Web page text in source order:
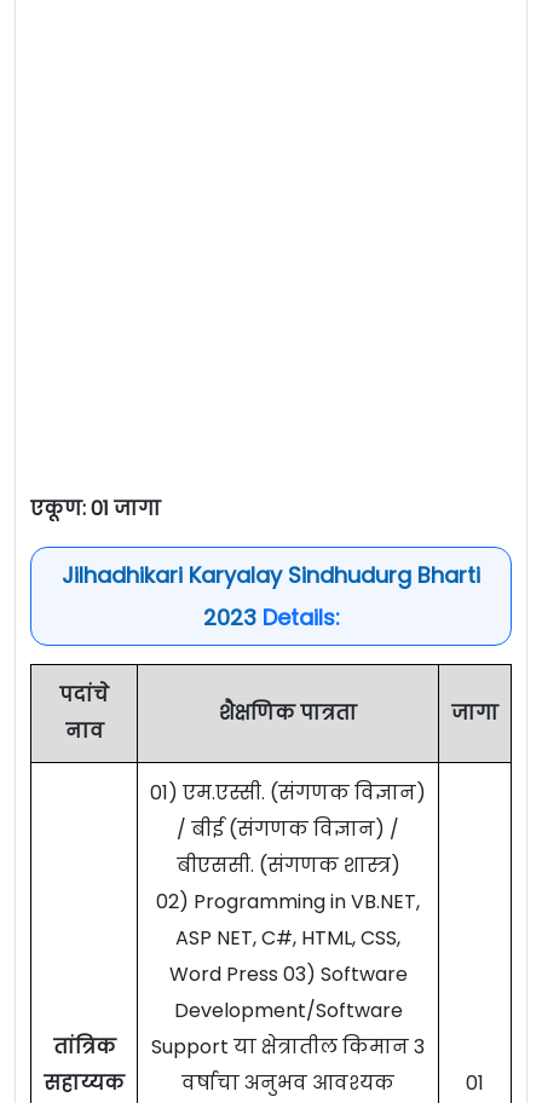
एकूण: 01 जागा
Jilhadhikari Karyalay Sindhudurg Bharti
2023Details:
पदांचे
नाव
शैक्षणिक पात्रता जागा
तांत्रिक
सहाय्यक
01) एम.एस्सी. (संगणक विज्ञान)
/ बीई (संगणक विज्ञान) /
बीएससी. (संगणक शास्त्र)
02) Programming in VB.NET,
ASP NET, C#, HTML, CSS,
Word Press 03) Software
Development/Software
Support या क्षेत्रातील किमान 3
वर्षाचा अनुभव आवश्यक
01